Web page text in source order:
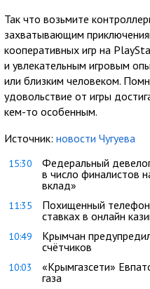
Так что возьмите
захватывающим
кооперативных игр на
и увлекательным игровым
или близким человеком.
удовольствие от игры
кем-то особенным.
Источник: новости Чугуева
15:30
Федеральный
в число финалистов
вклад»
11:35
Похищенный телефон
ставках в онлайн
10:49
Крымчан
счётчиков
10:03
«Крымгазсети»
газа